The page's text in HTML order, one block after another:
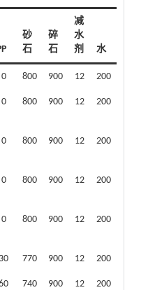
砂
石
碎
石
减
水
剂
水
0 800 900 12 200
0 800 900 12 200
0 800 900 12 200
0 800 900 12 200
0 800 900 12 200
30 770 900 12 200
740 900 12 200